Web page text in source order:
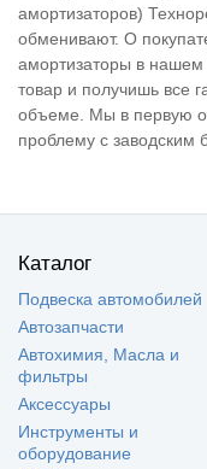
амортизаторов)
обменивают. О
амортизаторы в нашем
товар и получишь все
объеме. Мы в первую
проблему с заводским
Каталог
Подвеска автомобилей
Автозапчасти
Автохимия, Масла и
фильтры
Аксессуары
Инструменты и
оборудование